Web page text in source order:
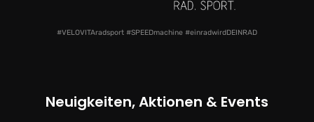
#VELOVITAradsport #SPEEDmachine #einradwirdDEINRAD
Neuigkeiten, Aktionen & Events